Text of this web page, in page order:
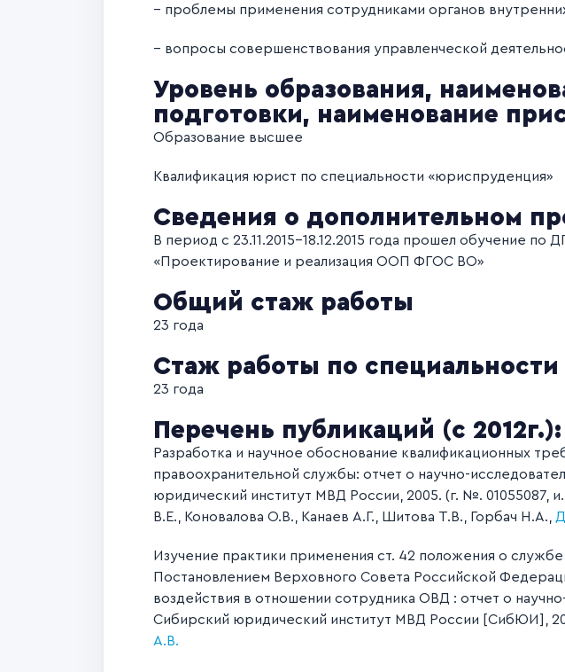
– проблемы применения сотрудниками органов
– вопросы совершенствования управленческой
Уровень образования,
подготовки, наименование
Образование высшее
Квалификация юрист по специальности «юриспруденция»
Сведения о дополнительном
В период с 23.11.2015-18.12.2015 года прошел обучение
«Проектирование и реализация ООП ФГОС ВО»
Общий стаж работы
23 года
Стаж работы по специальности
23 года
Перечень публикаций (с 2012г.):
Разработка и научное обоснование квалификационных
правоохранительной службы: отчет о научно-
юридический институт МВД России, 2005. (г. №. 01055087,
В.Е., Коновалова О.В., Канаев А.Г., Шитова Т.В., Горбач Н.А.,
Изучение практики применения ст. 42 положения о
Постановлением Верховного Совета Российской
воздействия в отношении сотрудника ОВД : отчет о
Сибирский юридический институт МВД России [СибЮИ],
А.В.